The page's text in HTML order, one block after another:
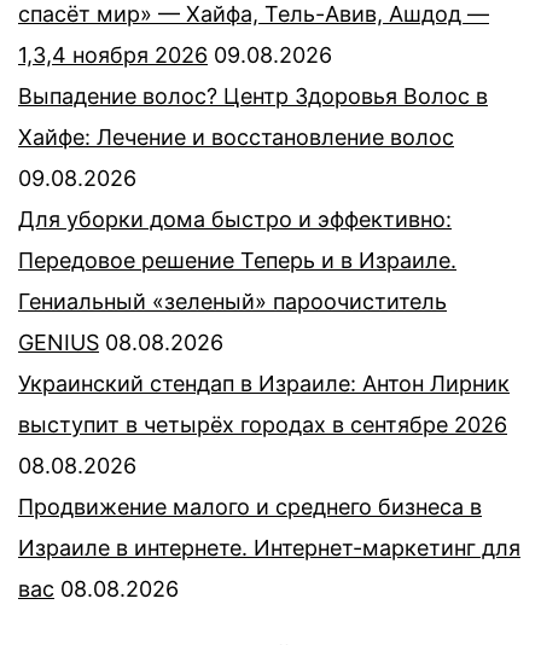
спасёт мир» — Хайфа, Тель-Авив, Ашдод —
1,3,4 ноября 2026 09.08.2026
Выпадение волос? Центр Здоровья Волос в
Хайфе: Лечение и восстановление волос
09.08.2026
Для уборки дома быстро и эффективно:
Передовое решение Теперь и в Израиле.
Гениальный «зеленый» пароочиститель
GENIUS 08.08.2026
Украинский стендап в Израиле: Антон Лирник
выступит в четырёх городах в сентябре 2026
08.08.2026
Продвижение малого и среднего бизнеса в
Израиле в интернете. Интернет-маркетинг для
вас 08.08.2026